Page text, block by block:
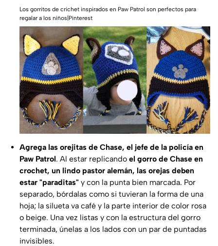
Los gorritos de crichet inspirados en Paw Patrol son perfectos para
regalar a los niños|Pinterest
Agrega las orejitas de Chase, el jefe de la policía en
Paw Patrol. Al estar replicando el gorro de Chase en
crochet, un lindo pastor alemán, las orejas deben
estar "paraditas" y con la punta bien marcada. Por
separado, bórdalas como si tuvieran la forma de una
hoja; la silueta va café y la parte interior de color rosa
o beige. Una vez listas y con la estructura del gorro
terminada, únelas a los lados con un par de puntadas
invisibles.